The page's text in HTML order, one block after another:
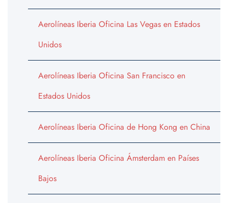
Aerolíneas Iberia Oficina Las Vegas en Estados
Unidos
Aerolíneas Iberia Oficina San Francisco en
Estados Unidos
Aerolíneas Iberia Oficina de Hong Kong en China
Aerolíneas Iberia Oficina Ámsterdam en Países
Bajos